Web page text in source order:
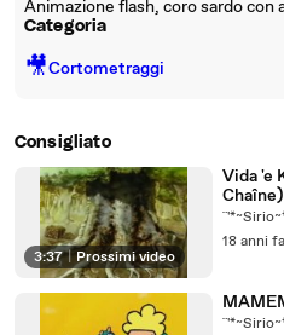
Animazione flash, coro sardo con
Categoria
🎥Cortometraggi
Consigliato
3:37 | Prossimi video
Vida 'e
Chaîne)
18 anni fa